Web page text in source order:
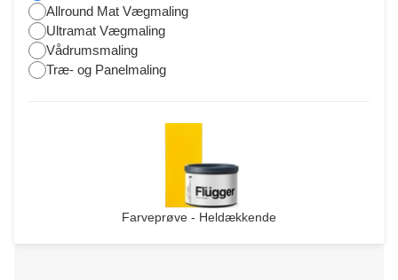
Allround Mat Vægmaling
Ultramat Vægmaling
Vådrumsmaling
Træ- og Panelmaling
Farveprøve - Heldækkende